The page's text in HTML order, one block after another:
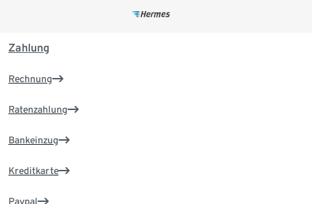
Zahlung
Rechnung
Ratenzahlung
Bankeinzug
Kreditkarte
Paypal